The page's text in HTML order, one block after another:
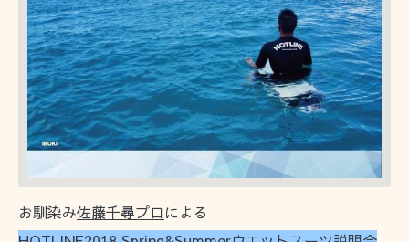
お馴染み佐藤千尋プロによる